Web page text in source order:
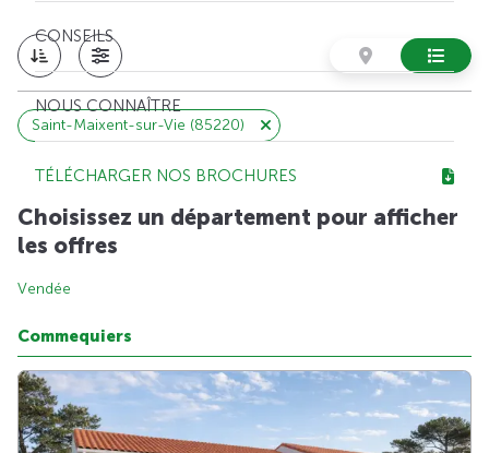
CONSEILS
NOUS CONNAÎTRE
TÉLÉCHARGER NOS BROCHURES
Saint-Maixent-sur-Vie (85220)
Choisissez un département pour afficher
les offres
Vendée
Commequiers